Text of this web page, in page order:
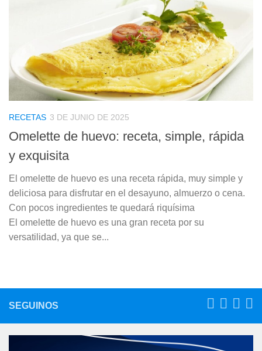
RECETAS 3 DE JUNIO DE 2025
Omelette de huevo: receta, simple, rápida
y exquisita
El omelette de huevo es una receta rápida, muy simple y
deliciosa para disfrutar en el desayuno, almuerzo o cena.
Con pocos ingredientes te quedará riquísima
El omelette de huevo es una gran receta por su
versatilidad, ya que se...
SEGUINOS